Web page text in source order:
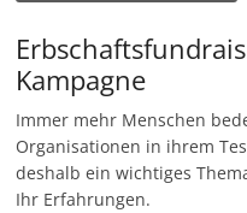
t
n
g
e
Kampagne
Immer mehr Menschen
Organisationen in ihrem
deshalb ein wichtiges
Ihr Erfahrungen.